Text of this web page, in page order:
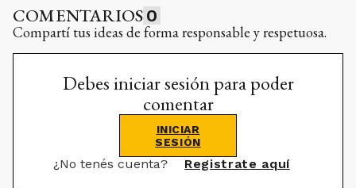
COMENTARIOS 0
Compartí tus ideas de forma responsable y respetuosa.
Debes iniciar sesión para poder
comentar
INICIAR
SESIÓN
¿No tenés cuenta? Registrate aquí